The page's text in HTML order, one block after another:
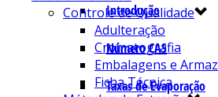
Introdução
Número CAS
Taxas de Evaporação
Controle de Qualidade
Adulteração
Cromatografia
Embalagens e
Ficha Técnica